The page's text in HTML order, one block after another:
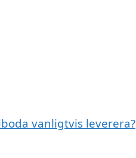
vanligtvis leverera?